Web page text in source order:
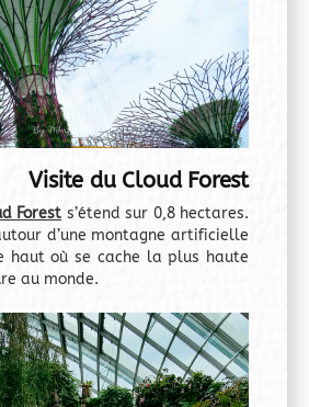
Visite du Cloud Forest
Forest s’étend sur 0,8 hectares.
d’une montagne artificielle
haut où se cache la plus haute
au monde.